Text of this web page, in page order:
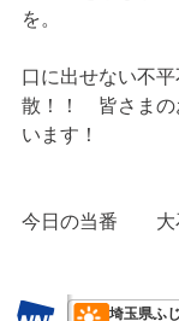
を。
口に出せない不
散！！　皆さま
います！
今日の当番　　
以